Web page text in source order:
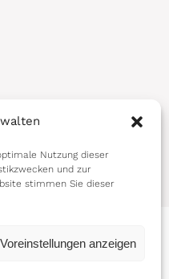
Nutzung dieser
und zur
stimmen Sie dieser
Voreinstellungen anzeigen